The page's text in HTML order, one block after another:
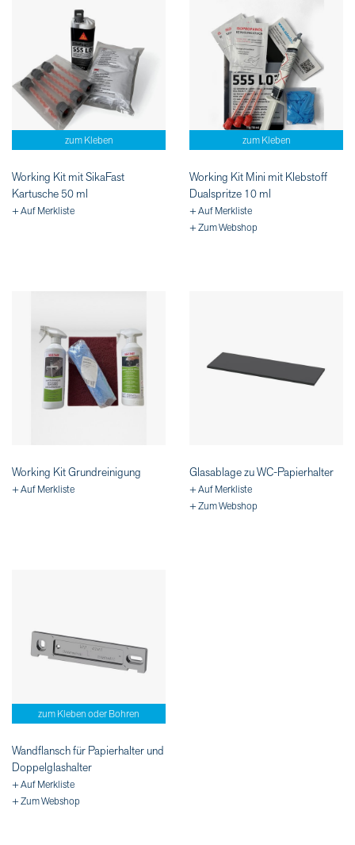
zum Kleben
Working Kit mit SikaFast
Kartusche 50 ml
+ Auf Merkliste
zum Kleben
Working Kit Mini mit Klebstoff
Dualspritze 10 ml
+ Auf Merkliste
+ Zum Webshop
Working Kit Grundreinigung
+ Auf Merkliste
Glasablage zu WC-Papierhalter
+ Auf Merkliste
+ Zum Webshop
zum Kleben oder Bohren
Wandflansch für Papierhalter und
Doppelglashalter
+ Auf Merkliste
+ Zum Webshop